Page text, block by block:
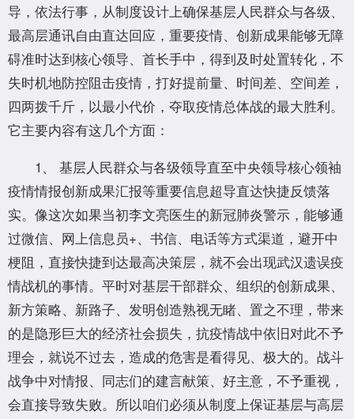
导，依法行事，从制度设计上确保基层人民群众与各级、
最高层通讯自由直达回应，重要疫情、创新成果能够无障
碍准时达到核心领导、首长手中，得到及时处置转化，不
失时机地防控阻击疫情，打好提前量、时间差、空间差，
四两拨千斤，以最小代价，夺取疫情总体战的最大胜利。
它主要内容有这几个方面：
1、 基层人民群众与各级领导直至中央领导核心领袖
疫情情报创新成果汇报等重要信息超导直达快捷反馈落
实。像这次如果当初李文亮医生的新冠肺炎警示，能够通
过微信、网上信息员+、书信、电话等方式渠道，避开中
梗阻，直接快捷到达最高决策层，就不会出现武汉遗误疫
情战机的事情。平时对基层干部群众、组织的创新成果、
新方策略、新路子、发明创造熟视无睹、置之不理，带来
的是隐形巨大的经济社会损失，抗疫情战中依旧对此不予
理会，就说不过去，造成的危害是看得见、极大的。战斗
战争中对情报、同志们的建言献策、好主意，不予重视，
会直接导致失败。所以咱们必须从制度上保证基层与高层